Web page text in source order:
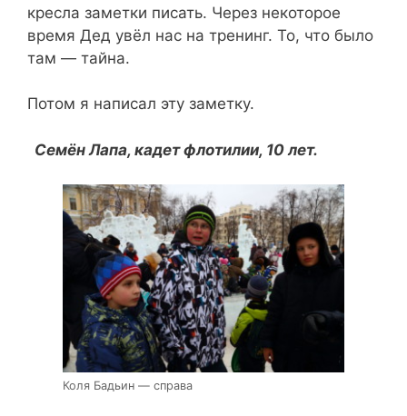
кресла заметки писать. Через некоторое
время Дед увёл нас на тренинг. То, что было
там — тайна.
Потом я написал эту заметку.
Семён Лапа, кадет флотилии, 10 лет.
Коля Бадьин — справа